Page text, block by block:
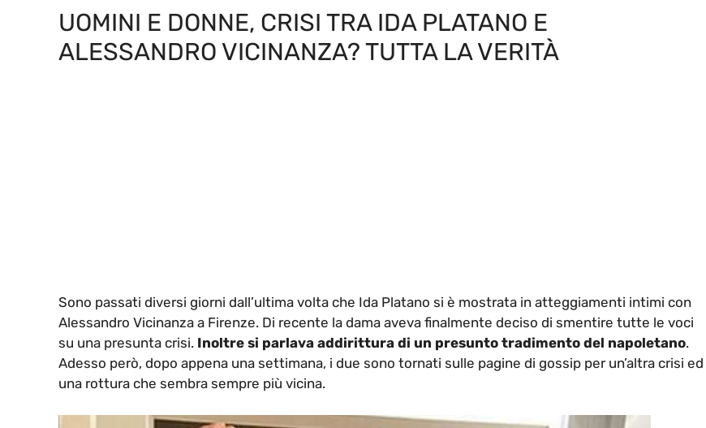
UOMINI E DONNE, CRISI TRA IDA PLATANO E
ALESSANDRO VICINANZA? TUTTA LA VERITÀ
Sono passati diversi giorni dall’ultima volta che Ida Platano si è mostrata in atteggiamenti intimi con
Alessandro Vicinanza a Firenze. Di recente la dama aveva finalmente deciso di smentire tutte le voci
su una presunta crisi. Inoltre si parlava addirittura di un presunto tradimento del napoletano.
Adesso però, dopo appena una settimana, i due sono tornati sulle pagine di gossip per un’altra crisi ed
una rottura che sembra sempre più vicina.